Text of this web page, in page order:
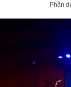
Phần